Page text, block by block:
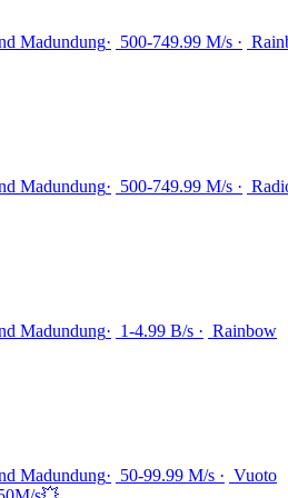
Madundung 500-749.99 M/s
Madundung 500-749.99 M/s
Madundung 1-4.99 B/s
Rainbow
Madundung 50-99.99 M/s
Vuoto